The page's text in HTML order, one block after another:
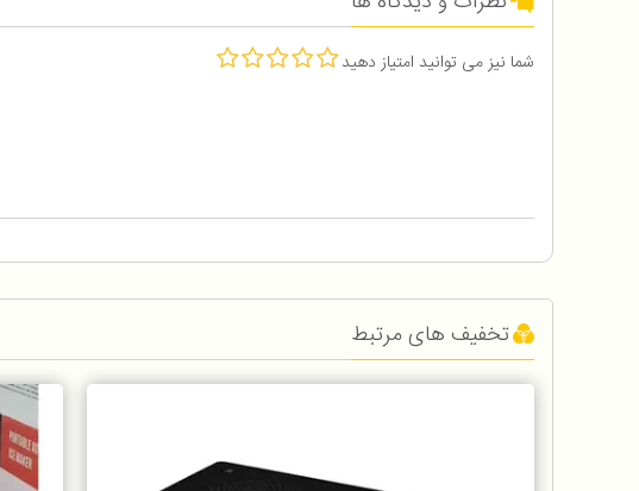
شما نیز می توانید امتیاز دهید
تخفیف های مرتبط